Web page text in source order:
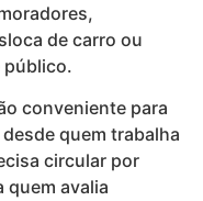
de carro ou
público.
conveniente para
quem trabalha
circular por
quem avalia